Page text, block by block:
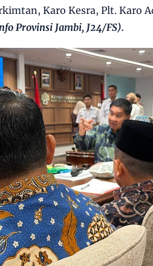
Karo Kesra, Plt. Karo
Provinsi Jambi, J24/FS).